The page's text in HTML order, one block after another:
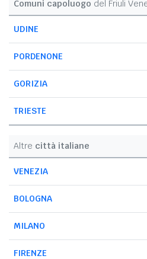
Comuni capoluogo del Friuli
UDINE
PORDENONE
GORIZIA
TRIESTE
Altre città italiane
VENEZIA
BOLOGNA
MILANO
FIRENZE